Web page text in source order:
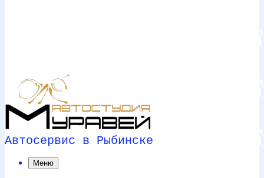
Автосервис в Рыбинске
Меню